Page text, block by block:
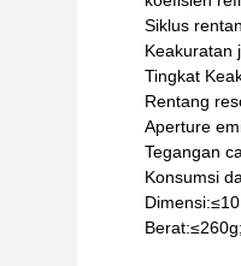
Siklus
Keakuratan
Tingkat
Rentang
Aperture
Tegangan
Konsumsi
Berat:≤260g;